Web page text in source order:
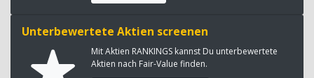
Unterbewertete Aktien screenen
Mit Aktien RANKINGS kannst Du unterbewertete
Aktien nach Fair-Value finden.